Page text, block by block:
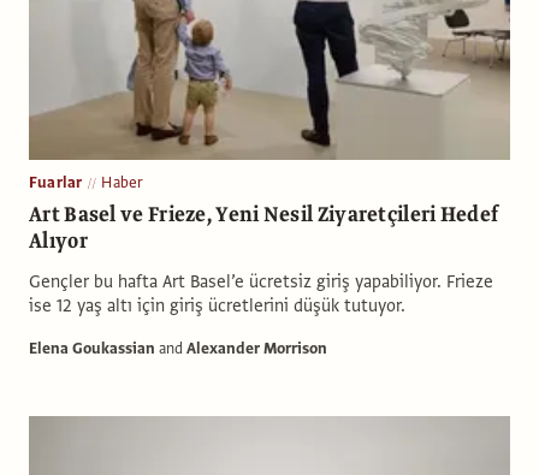
Fuarlar Haber
Art Basel ve Frieze, Yeni Nesil Ziyaretçileri Hedef
Alıyor
Gençler bu hafta Art Basel’e ücretsiz giriş yapabiliyor. Frieze
ise 12 yaş altı için giriş ücretlerini düşük tutuyor.
Elena Goukassian andAlexander Morrison